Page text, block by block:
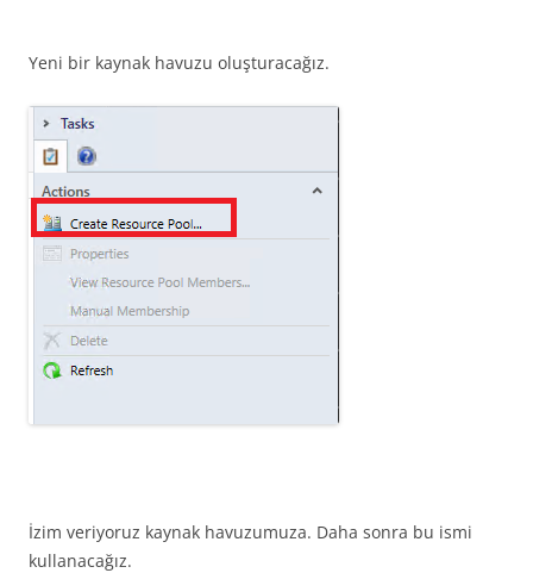
Yeni bir kaynak havuzu oluşturacağız.
İzim veriyoruz kaynak havuzumuza. Daha sonra bu ismi
kullanacağız.